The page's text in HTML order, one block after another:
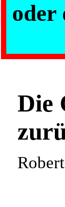
oder
Die